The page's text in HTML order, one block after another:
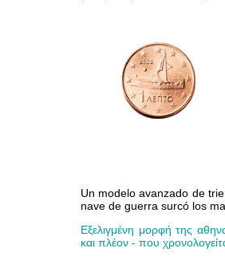
Un modelo avanzado de
nave de guerra surcó los
Εξελιγμένη μορφή της
και πλέον - που